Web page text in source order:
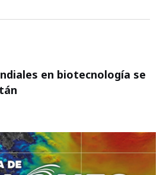
en biotecnología se